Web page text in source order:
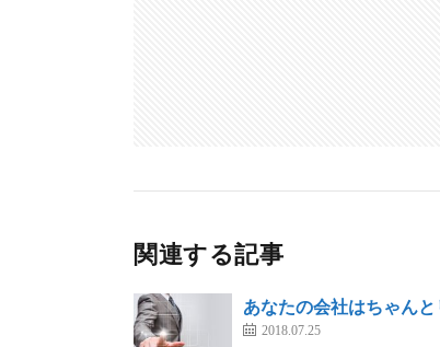
関連する記事
あなたの会社はちゃん
2018.07.25